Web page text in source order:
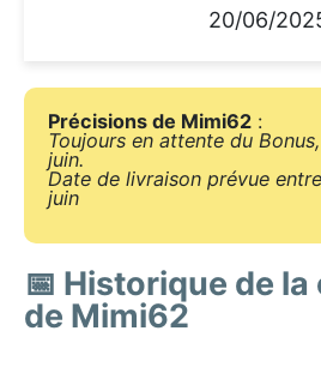
20/06/
Précisions de Mimi62 :
Toujours en attente du
juin.
Date de livraison prévue
juin
📅 Historique de
de Mimi62